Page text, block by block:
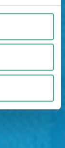
Anzeigen
zu
zu
Partner für
mit